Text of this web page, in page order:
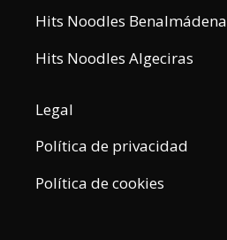
Hits Noodles Benalmádena
Hits Noodles Algeciras
Legal
Política de privacidad
Política de cookies